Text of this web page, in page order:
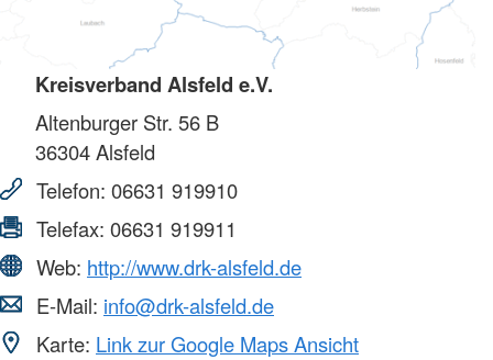
Kreisverband Alsfeld e.V.
Altenburger Str. 56 B
36304Alsfeld
Telefon: 06631 919910
Telefax: 06631 919911
Web: http://www.drk-alsfeld.de
E-Mail: info@drk-alsfeld.de
Karte: Link zur Google Maps Ansicht